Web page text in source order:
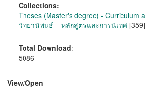
Collections:
Theses (Master's degree) - Curriculum
วิทยานิพนธ์ – หลักสูตรและการนิเทศ [359]
Total Download:
5086
View/Open